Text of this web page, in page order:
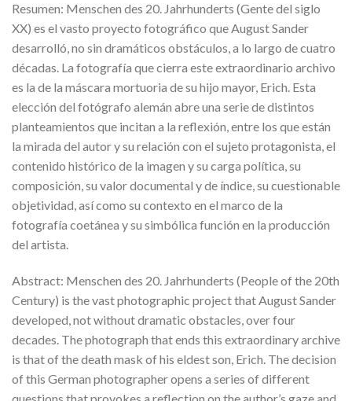
Resumen: Menschen des 20. Jahrhunderts (Gente del siglo
XX) es el vasto proyecto fotográfico que August Sander
desarrolló, no sin dramáticos obstáculos, a lo largo de cuatro
décadas. La fotografía que cierra este extraordinario archivo
es la de la máscara mortuoria de su hijo mayor, Erich. Esta
elección del fotógrafo alemán abre una serie de distintos
planteamientos que incitan a la reflexión, entre los que están
la mirada del autor y su relación con el sujeto protagonista, el
contenido histórico de la imagen y su carga política, su
composición, su valor documental y de índice, su cuestionable
objetividad, así como su contexto en el marco de la
fotografía coetánea y su simbólica función en la producción
del artista.
Abstract: Menschen des 20. Jahrhunderts (People of the 20th
Century) is the vast photographic project that August Sander
developed, not without dramatic obstacles, over four
decades. The photograph that ends this extraordinary archive
is that of the death mask of his eldest son, Erich. The decision
of this German photographer opens a series of different